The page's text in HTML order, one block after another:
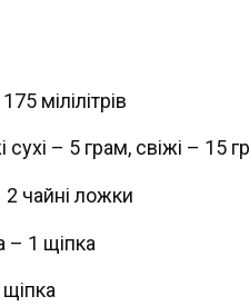
мілілітрів
– 5 грам, свіжі – 15
чайні ложки
– 1 щіпка